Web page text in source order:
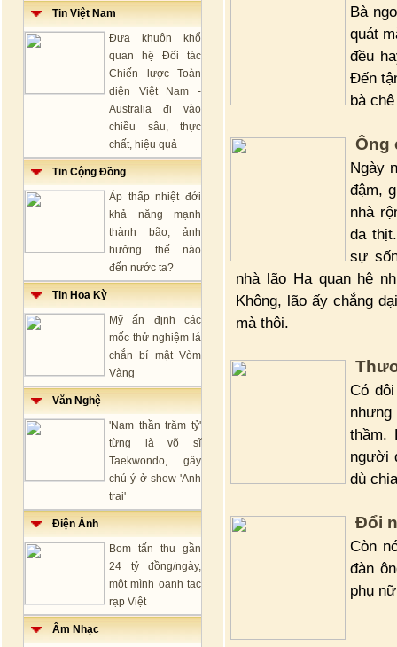
Tin Việt Nam
Đưa khuôn khổ
quan hệ Đối tác
Chiến lược Toàn
diện Việt Nam -
Australia đi vào
chiều sâu, thực
chất, hiệu quả
Tin Cộng Đồng
Áp thấp nhiệt đới
khả năng mạnh
thành bão, ảnh
hưởng thế nào
đến nước ta?
Tin Hoa Kỳ
Mỹ ấn định các
mốc thử nghiệm lá
chắn bí mật Vòm
Vàng
Văn Nghệ
'Nam thần trăm tỷ'
từng là võ sĩ
Taekwondo, gây
chú ý ở show 'Anh
trai'
Điện Ảnh
Bom tấn thu gần
24 tỷ đồng/ngày,
một mình oanh tạc
rạp Việt
Âm Nhạc
Bà
quát
đều
Đến
bà
Ông
Ngày
đậm,
nhà
da
sự
nhà lão Hạ quan hệ
Không, lão ấy chẳng
mà thôi.
Có
thầm.
người
dù
Đổi
Còn
đàn
phụ